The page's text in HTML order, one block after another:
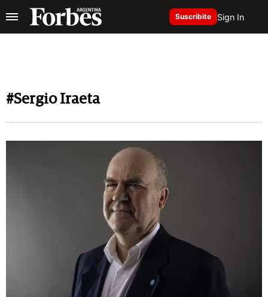
Suscribite Sign In
#Sergio Iraeta